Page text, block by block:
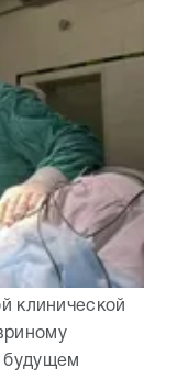
клинической
будущем